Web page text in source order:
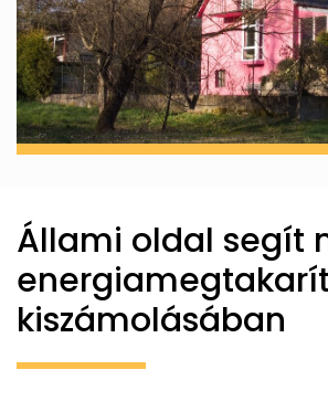
Állami oldal segít
kiszámolásában